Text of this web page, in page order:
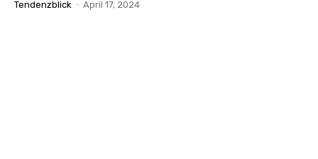
Tendenzblick - April 17, 2024